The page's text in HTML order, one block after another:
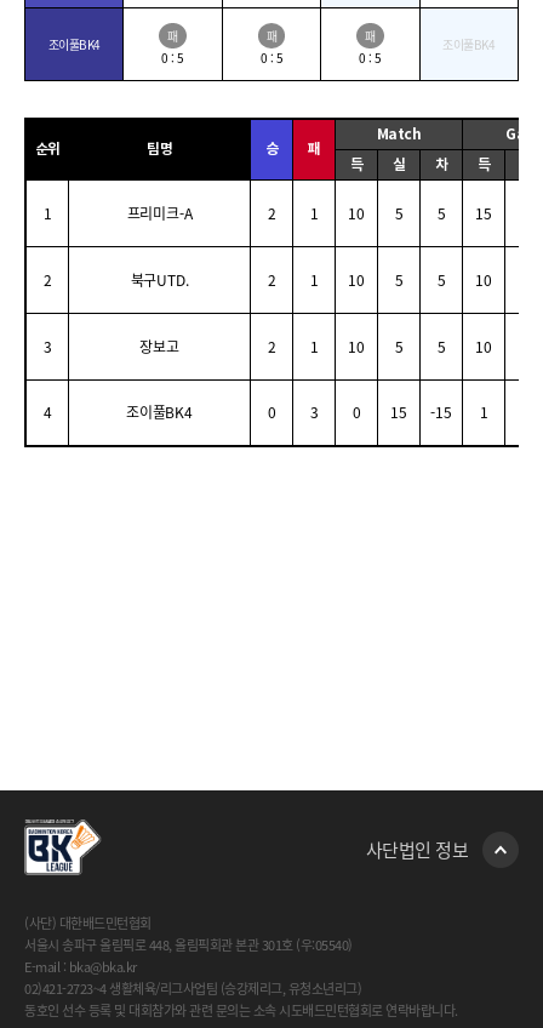
조이풀BK4
패
0 : 5
패
0 : 5
패
0 : 5
조이풀BK4
순위 팀명 승 패
Match
득
실 차 득
1 프리미크-A 2 1 10 5 5 15
2 북구UTD. 2 1 10 5 5 10
3 장보고 2 1 10 5 5 10
4 조이풀BK4 0 3 0 15 -15 1
사단법인 정보
(사단) 대한배드민턴협회
서울시 송파구 올림픽로 448, 올림픽회관 본관 301호 (우:05540)
E-mail : bka@bka.kr
02)421-2723~4 생활체육/리그사업팀 (승강제리그, 유청소년리그)
동호인 선수 등록 및 대회참가와 관련 문의는 소속 시도배드민턴협회로 연락바랍니다.